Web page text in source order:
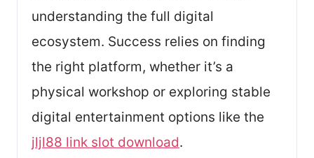
understanding the full digital
ecosystem. Success relies on finding
the right platform, whether it’s a
physical workshop or exploring stable
digital entertainment options like the
jljl88 link slot download.